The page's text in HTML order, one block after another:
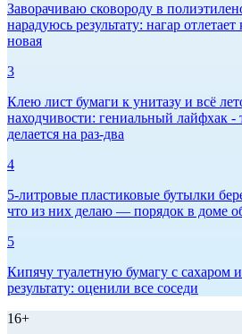
Заворачиваю сковороду в
нарадуюсь результату: нагар
новая
3
Клею лист бумаги к унитазу и всё
находчивости: гениальный лайфхак -
делается на раз-два
4
5-литровые пластиковые бутылки
что из них делаю — порядок в доме
5
Кипячу туалетную бумагу с сахаром
результату: оценили все соседи
16+